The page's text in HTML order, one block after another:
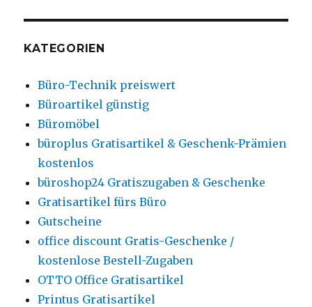
KATEGORIEN
Büro-Technik preiswert
Büroartikel günstig
Büromöbel
büroplus Gratisartikel & Geschenk-Prämien
kostenlos
büroshop24 Gratiszugaben & Geschenke
Gratisartikel fürs Büro
Gutscheine
office discount Gratis-Geschenke /
kostenlose Bestell-Zugaben
OTTO Office Gratisartikel
Printus Gratisartikel